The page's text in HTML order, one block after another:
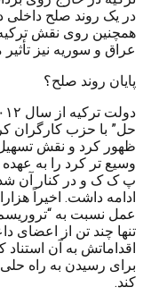
در یک روند صلح داخلی
همچنین روی نقش
عراق و سوریه نیز
پایان روند صلح؟
حل” با حزب کارگران
ظهور کرد و نقش
وسیع تر کرد را به
پ ک ک و در کنار آن
ادامه داشت. اخیراً
عمل نسبت به
تنها چند تن از اعضای
اقداماتش به آن
برای رسیدن به راه حلی
کند.